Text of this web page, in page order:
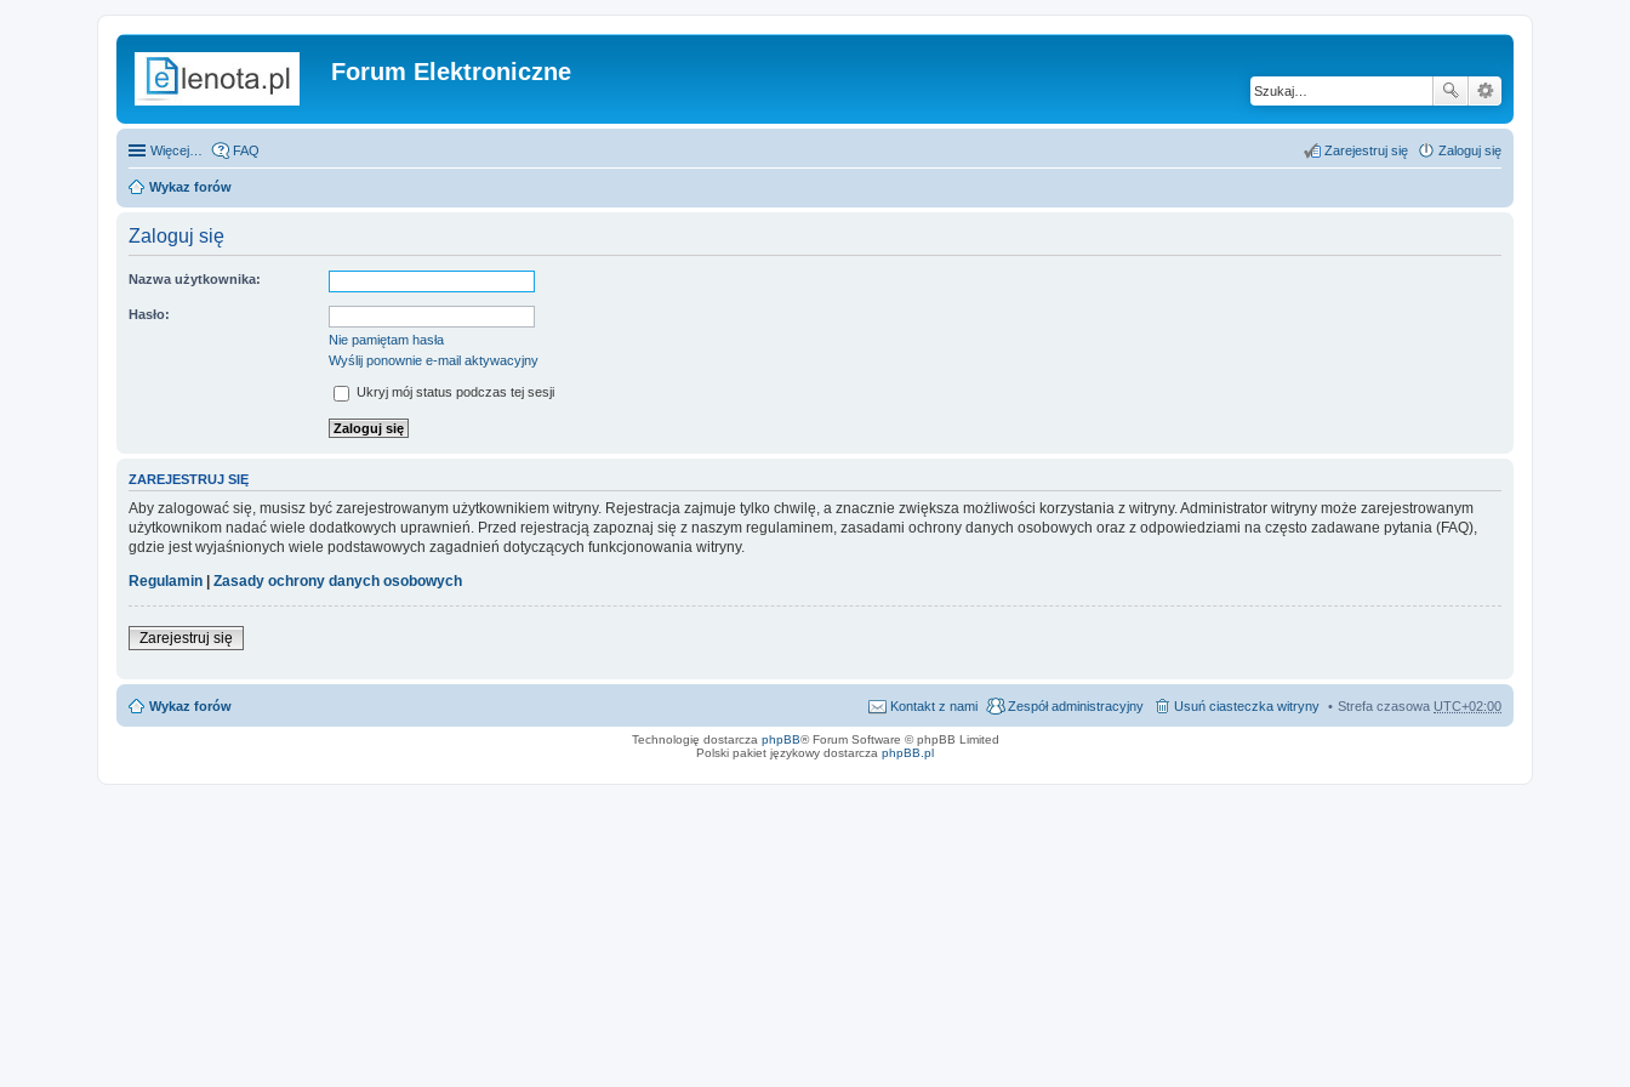
Forum Elektroniczne
Więcej… FAQ Zaloguj się
Zarejestruj się
Wykaz forów
Zaloguj się
Nazwa użytkownika:
Hasło:
Nie pamiętam hasła
Wyślij ponownie e-mail aktywacyjny
Ukryj mój status podczas tej sesji
ZAREJESTRUJ SIĘ
Aby zalogować się, musisz być zarejestrowanym użytkownikiem witryny. Rejestracja zajmuje tylko chwilę, a znacznie zwiększa możliwości korzystania z witryny. Administrator witryny może zarejestrowanym
użytkownikom nadać wiele dodatkowych uprawnień. Przed rejestracją zapoznaj się z naszym regulaminem, zasadami ochrony danych osobowych oraz z odpowiedziami na często zadawane pytania (FAQ),
gdzie jest wyjaśnionych wiele podstawowych zagadnień dotyczących funkcjonowania witryny.
Regulamin | Zasady ochrony danych osobowych
Zarejestruj się
Wykaz forów Strefa czasowa UTC+02:00
Usuń ciasteczka witryny
Zespół administracyjny
Kontakt z nami
Technologię dostarcza phpBB® Forum Software © phpBB Limited
Polski pakiet językowy dostarcza phpBB.pl